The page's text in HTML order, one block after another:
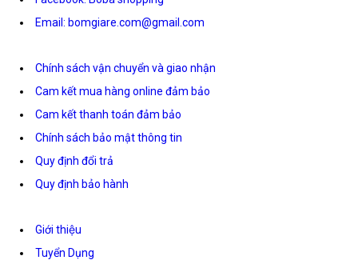
Email: bomgiare.com@gmail.com
Chính sách vận chuyển và giao nhận
Cam kết mua hàng online đảm bảo
Cam kết thanh toán đảm bảo
Chính sách bảo mật thông tin
Quy định đổi trả
Quy định bảo hành
Giới thiệu
Tuyển Dụng